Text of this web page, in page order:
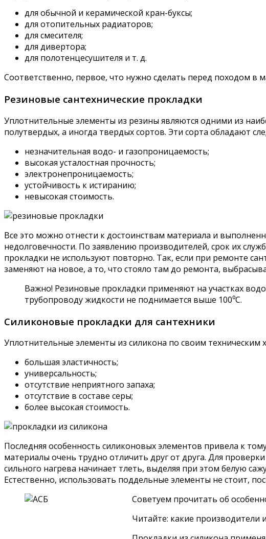
для обычной и керамической кран-буксы;
для отопительных радиаторов;
для смесителя;
для дивертора;
для полотенцесушителя и т. д.
Соответственно, первое, что нужно сделать перед походом в
Резиновые сантехнические прокладки
Уплотнительные элементы из резины являются одними из
полутвердых, а иногда твердых сортов. Эти сорта обладают
незначительная водо- и газопроницаемость;
высокая усталостная прочность;
электронепроницаемость;
устойчивость к истиранию;
невысокая стоимость.
Все это можно отнести к достоинствам материала и
недолговечности. По заявлению производителей, срок их
прокладки не используют повторно. Так, если при ремонте
заменяют на новое, а то, что стояло там до ремонта,
Важно! Резиновые прокладки применяют на участках
трубопроводу жидкости не поднимается выше 100⁰С.
Силиконовые прокладки для сантехники
Уплотнительные элементы из силикона по своим
большая эластичность;
универсальность;
отсутствие неприятного запаха;
отсутствие в составе серы;
более высокая стоимость.
Последняя особенность силиконовых элементов привела к
материалы очень трудно отличить друг от друга. Для
сильного нагрева начинает тлеть, выделяя при этом белую
Естественно, использовать поддельные элементы не стоит,
Советуем прочитать об
Читайте: какие производители